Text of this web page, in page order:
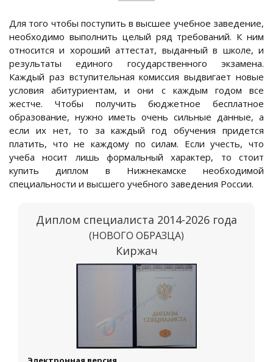
Для того чтобы поступить в высшее учебное заведение,
необходимо выполнить целый ряд требований. К ним
относится и хороший аттестат, выданный в школе, и
результаты единого государственного экзамена.
Каждый раз вступительная комиссия выдвигает новые
условия абитуриентам, и они с каждым годом все
жестче. Чтобы получить бюджетное бесплатное
образование, нужно иметь очень сильные данные, а
если их нет, то за каждый год обучения придется
платить, что не каждому по силам. Если учесть, что
учеба носит лишь формальный характер, то стоит
купить диплом в Нижнекамске необходимой
специальности и высшего учебного заведения России.
Диплом специалиста 2014-2026 года
(НОВОГО ОБРАЗЦА)
Киржач